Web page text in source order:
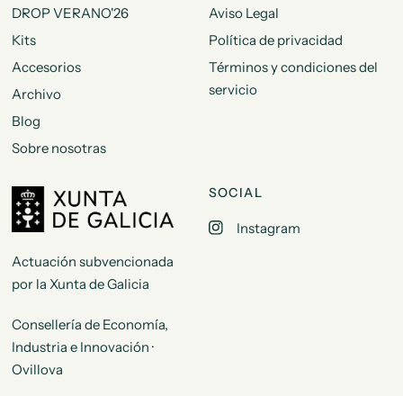
DROP VERANO'26
Kits
Accesorios
Archivo
Blog
Sobre nosotras
Aviso Legal
Política de privacidad
Términos y condiciones del
servicio
Actuación subvencionada
por la Xunta de Galicia
Consellería de Economía,
Industria e Innovación ·
Ovillova
SOCIAL
Instagram